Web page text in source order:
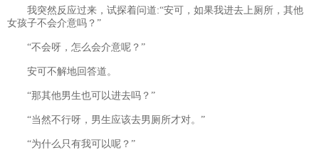
我突然反应过来，试探着问道:“安可，如果我进去上厕所，其他
女孩子不会介意吗？”
“不会呀，怎么会介意呢？”
安可不解地回答道。
“那其他男生也可以进去吗？”
“当然不行呀，男生应该去男厕所才对。”
“为什么只有我可以呢？”